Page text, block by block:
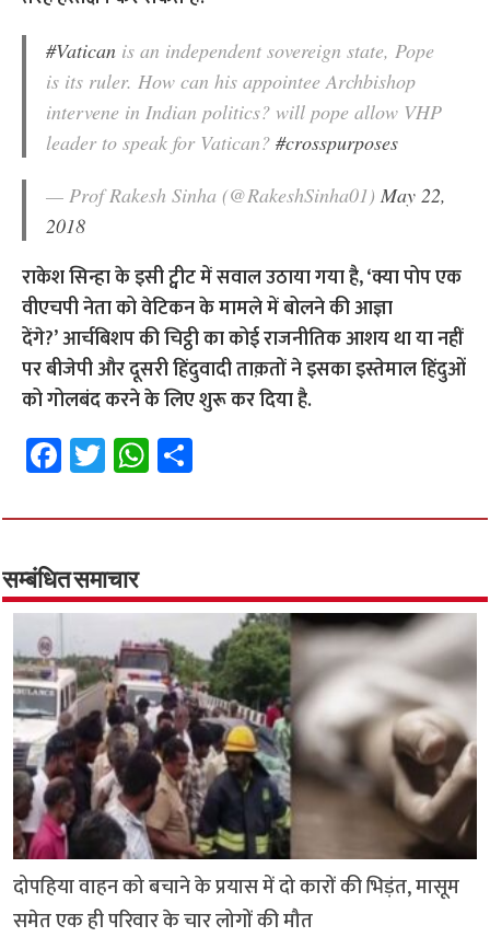
#Vatican is an independent sovereign state, Pope
is its ruler. How can his appointee Archbishop
intervene in Indian politics? will pope allow VHP
leader to speak for Vatican?#crosspurposes
— Prof Rakesh Sinha (@RakeshSinha01)May 22,
2018
राकेश सिन्हा के इसी ट्वीट में सवाल उठाया गया है, ‘क्या पोप एक
वीएचपी नेता को वेटिकन के मामले में बोलने की आज्ञा
देंगे?’आर्चबिशप की चिट्ठी का कोई राजनीतिक आशय था या नहीं
पर बीजेपी और दूसरी हिंदुवादी ताक़तों ने इसका इस्तेमाल हिंदुओं
को गोलबंद करने के लिए शुरू कर दिया है.
Fa
ce
b
o
o
k
T
wi
tt
er
W
h
at
p
p
ar
सम्बंधित समाचार
दोपहिया वाहन को बचाने के प्रयास में दो कारों की भिड़ंत, मासूम
समेत एक ही परिवार के चार लोगों की मौत